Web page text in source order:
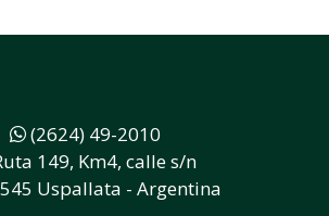
(2624) 49-2010
149, Km4, calle s/n
Uspallata - Argentina